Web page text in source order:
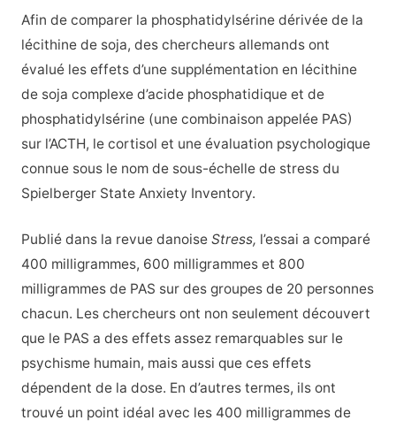
Afin de comparer la phosphatidylsérine dérivée de la
lécithine de soja, des chercheurs allemands ont
évalué les effets d’une supplémentation en lécithine
de soja complexe d’acide phosphatidique et de
phosphatidylsérine (une combinaison appelée PAS)
sur l’ACTH, le cortisol et une évaluation psychologique
connue sous le nom de sous-échelle de stress du
Spielberger State Anxiety Inventory.
Publié dans la revue danoise Stress, l’essai a comparé
400 milligrammes, 600 milligrammes et 800
milligrammes de PAS sur des groupes de 20 personnes
chacun. Les chercheurs ont non seulement découvert
que le PAS a des effets assez remarquables sur le
psychisme humain, mais aussi que ces effets
dépendent de la dose. En d’autres termes, ils ont
trouvé un point idéal avec les 400 milligrammes de